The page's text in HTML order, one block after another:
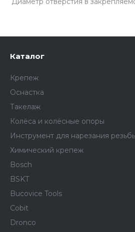
Каталог
Крепеж
Оснастка
Такелаж
Колёса и колëсные опоры
Инструмент для нарезания
Химический крепеж
Bosch
BSKT
Bucovice Tools
Cobit
Dronco